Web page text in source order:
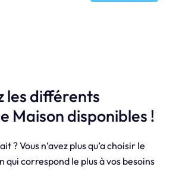
les différents
Maison disponibles !
? Vous n’avez plus qu’a choisir le
qui correspond le plus à vos besoins